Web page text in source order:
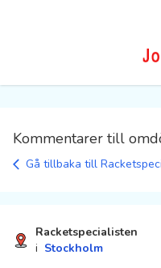
Kommentarer till
Gå tillbaka till
Racketspecialisten
i Stockholm